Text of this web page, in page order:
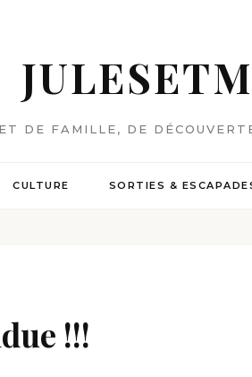
DE FAMILLE, DE
CULTURE SORTIES &
!!!